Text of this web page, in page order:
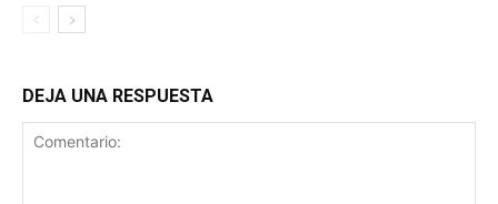
DEJA UNA RESPUESTA